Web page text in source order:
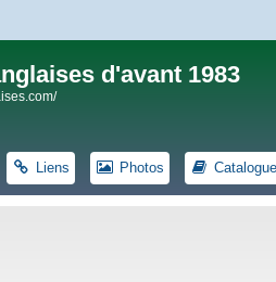
d'avant 1983
Liens Photos